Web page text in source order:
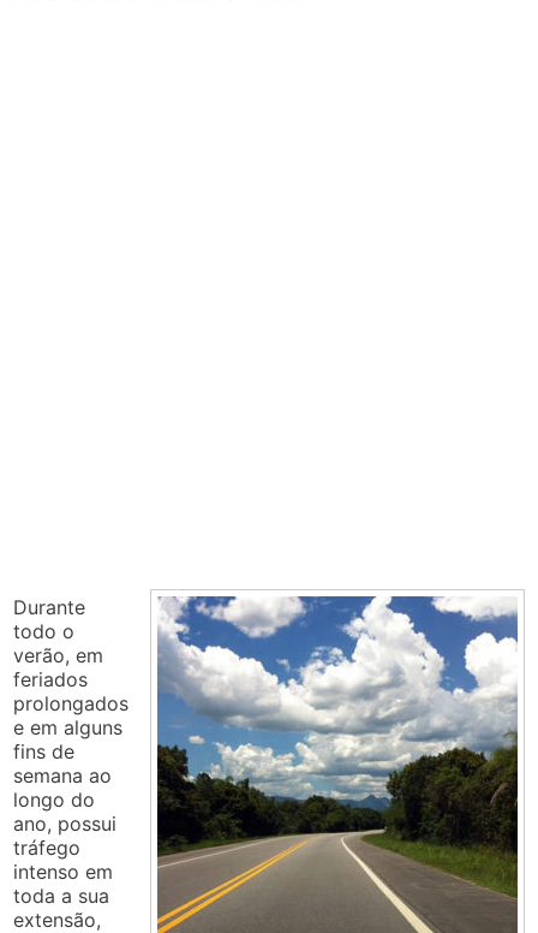
Durante
todo o
verão, em
feriados
prolongados
e em alguns
fins de
semana ao
longo do
ano, possui
tráfego
intenso em
toda a sua
extensão,